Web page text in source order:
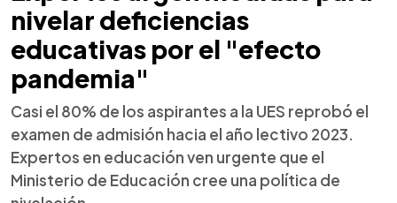
nivelar deficiencias
educativas por el "efecto
pandemia"
Casi el 80% de los aspirantes a la UES reprobó el
examen de admisión hacia el año lectivo 2023.
Expertos en educación ven urgente que el
Ministerio de Educación cree una política de